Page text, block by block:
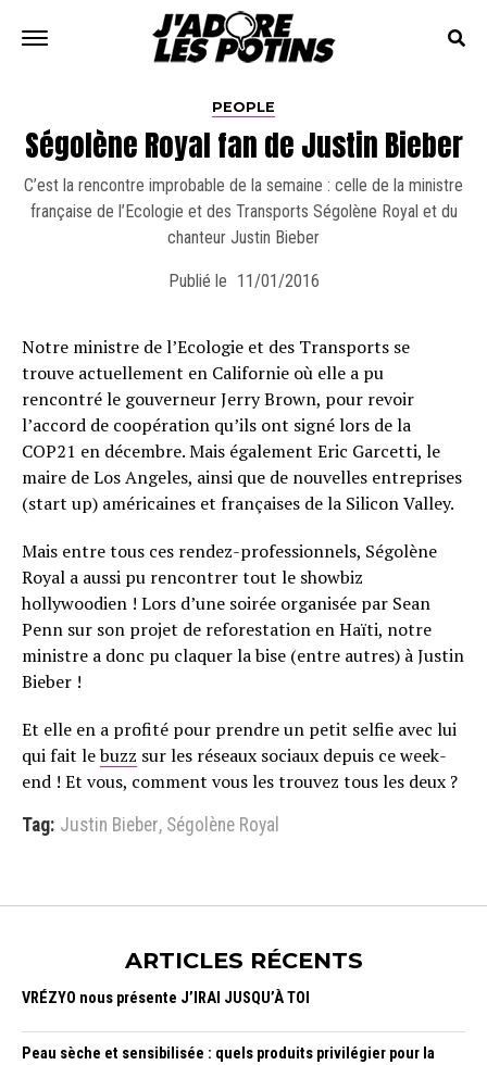
PEOPLE
Ségolène Royal fan de Justin Bieber
C’est la rencontre improbable de la semaine : celle de la ministre
française de l’Ecologie et des Transports Ségolène Royal et du
chanteur Justin Bieber
Publié le 11/01/2016
Notre ministre de l’Ecologie et des Transports se
trouve actuellement en Californie où elle a pu
rencontré le gouverneur Jerry Brown, pour revoir
l’accord de coopération qu’ils ont signé lors de la
COP21 en décembre. Mais également Eric Garcetti, le
maire de Los Angeles, ainsi que de nouvelles entreprises
(start up) américaines et françaises de la Silicon Valley.
Mais entre tous ces rendez-professionnels, Ségolène
Royal a aussi pu rencontrer tout le showbiz
hollywoodien ! Lors d’une soirée organisée par Sean
Penn sur son projet de reforestation en Haïti, notre
ministre a donc pu claquer la bise (entre autres) à Justin
Bieber !
Et elle en a profité pour prendre un petit selfie avec lui
qui fait lebuzz sur les réseaux sociaux depuis ce week-
end ! Et vous, comment vous les trouvez tous les deux ?
Tag: Justin Bieber, Ségolène Royal
ARTICLES RÉCENTS
VRÉZYO nous présente J’IRAI JUSQU’À TOI
Peau sèche et sensibilisée : quels produits privilégier pour la